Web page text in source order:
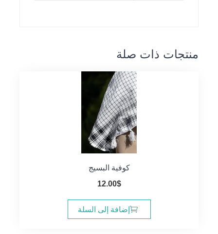
منتجات ذات صلة
كوفية البسيج
12.00$
إضافة إلى السلة